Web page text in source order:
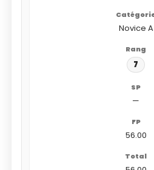
Novice A
7
—
56.00